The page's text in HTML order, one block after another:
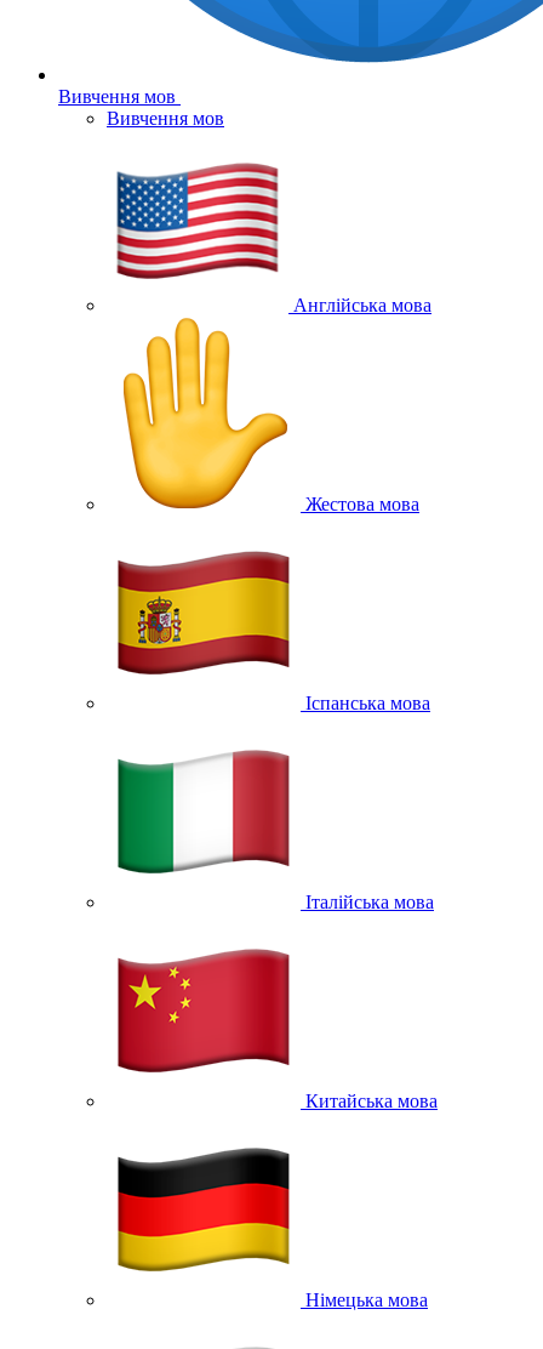
Вивчення мов
Вивчення мов
Англійська мова
Жестова мова
Іспанська мова
Італійська мова
Китайська мова
Німецька мова